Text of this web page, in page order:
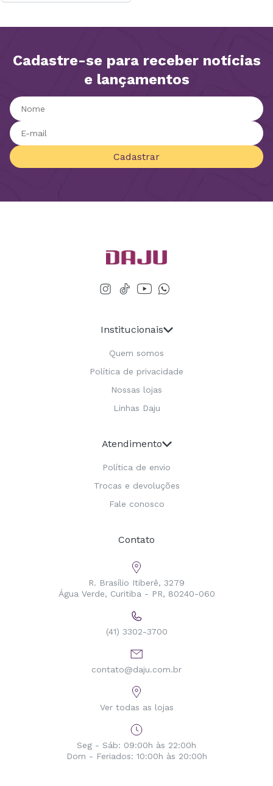
Cadastre-se para receber notícias
e lançamentos
Cadastrar
Institucionais
Quem somos
Política de privacidade
Nossas lojas
Linhas Daju
Atendimento
Política de envio
Trocas e devoluções
Fale conosco
Contato
R. Brasílio Itiberê, 3279
Água Verde, Curitiba - PR, 80240-060
(41) 3302-3700
contato@daju.com.br
Ver todas as lojas
Seg - Sáb: 09:00h às 22:00h
Dom - Feriados: 10:00h às 20:00h